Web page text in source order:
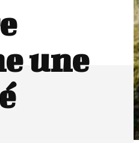
une